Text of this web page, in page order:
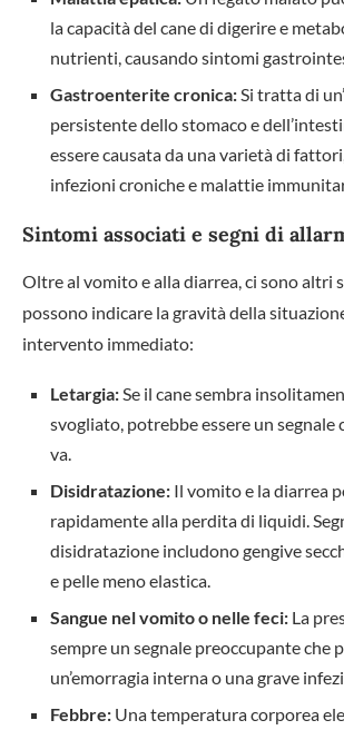
la capacità del cane di digerire e
nutrienti, causando sintomi
Gastroenterite cronica:Si tratta di
persistente dello stomaco e
essere causata da una varietà di
infezioni croniche e malattie
Sintomi associati e segni di
Oltre al vomito e alla diarrea, ci sono altri
possono indicare la gravità della
intervento immediato:
Letargia:Se il cane sembra
svogliato, potrebbe essere un segnale
va.
Disidratazione: Il vomito e la diarrea
rapidamente alla perdita di liquidi.
disidratazione includono gengive
e pelle meno elastica.
Sangue nel vomito o nelle feci: La
sempre un segnale preoccupante che
un’emorragia interna o una grave
Febbre: Una temperatura corporea